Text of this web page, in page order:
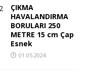
ÇIKMA
HAVALANDIRMA
BORULARI 250
METRE 15 cm Çap
Esnek
01.05.2024